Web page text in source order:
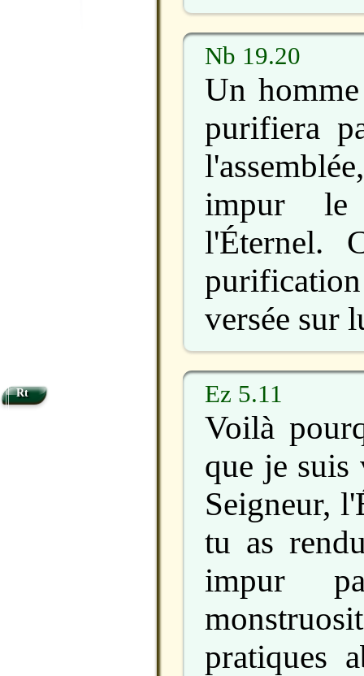
Nb 19.20
Un
purifiera
impur le
l'Éternel.
versée sur
Ez 5.11
Voilà
que je suis
Seigneur,
tu as
impur
pratiques
Rt